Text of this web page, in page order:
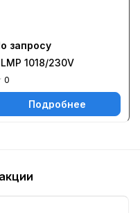
запросу
1018/230V
0
Подробнее